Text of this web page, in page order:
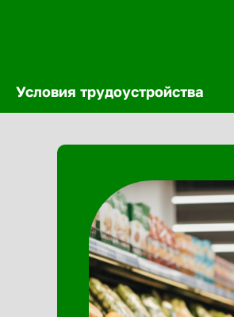
Условия трудоустройства